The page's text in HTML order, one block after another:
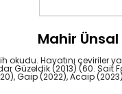
Mahir Ünsal
okudu. Hayatını
Güzeldik (2013) (60.
Gaip (2022), Acaip